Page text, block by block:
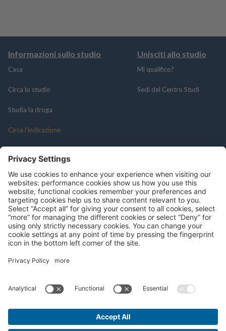
Informazioni sullo studio
Casa
Circa lo studio
Studia la droga
Circa l'indicazione
Unisciti allo studio
Mi qualifico?
Sedi del Centro Studi
Resources
Sulla ricerca clinica
Portale del paziente
Professionista medico
politica sulla riservatezza Termini e Condizioni